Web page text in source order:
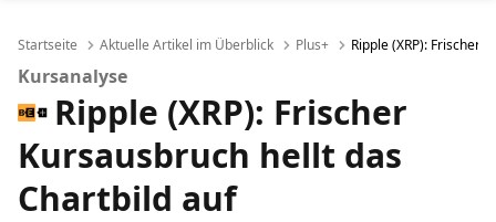
Startseite Aktuelle Artikel im Überblick Plus+ Ripple (XRP): Frischer
Kursanalyse
Ripple (XRP): Frischer
Kursausbruch hellt das
Chartbild auf